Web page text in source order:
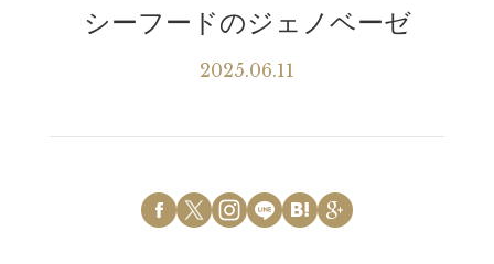
シーフードのジェノベーゼ
2025.06.11